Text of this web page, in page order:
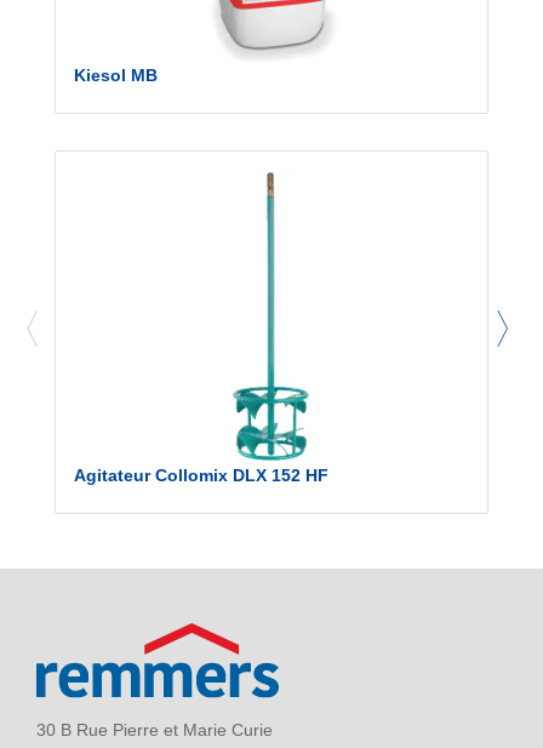
Kiesol MB
Agitateur Collomix DLX 152 HF
30 B Rue Pierre et Marie Curie